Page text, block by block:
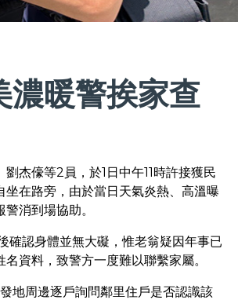
暖警挨家查
杰儫等2員，於1日中午11時許接獲民
在路旁，由於當日天氣炎熱、高溫曝
消到場協助。
確認身體並無大礙，惟老翁疑因年事已
資料，致警方一度難以聯繫家屬。
地周邊逐戶詢問鄰里住戶是否認識該